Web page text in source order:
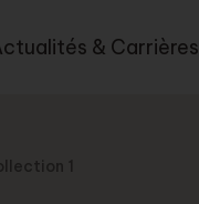
& Carrières
1